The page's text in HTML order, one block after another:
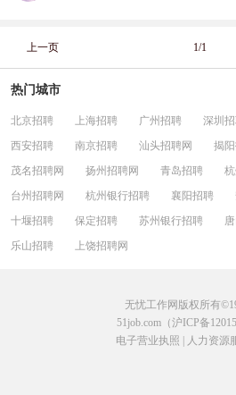
上一页 1/1
热门城市
北京招聘 上海招聘 广州招聘 深圳
西安招聘
南京招聘 汕头招聘网 揭
茂名招聘网
扬州招聘网 青岛招聘
台州招聘网
杭州银行招聘 襄阳招聘
十堰招聘
保定招聘 苏州银行招聘
乐山招聘
上饶招聘网
无忧工作网版权所有
51job.com（沪ICP备
电子营业执照
人力资源